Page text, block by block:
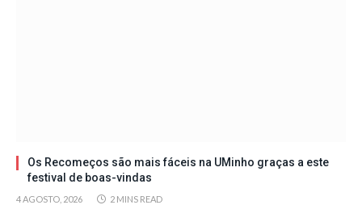
Os Recomeços são mais fáceis na UMinho graças a este
festival de boas-vindas
4 AGOSTO, 2026 2 MINS READ